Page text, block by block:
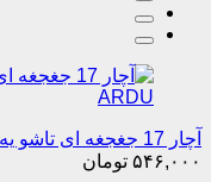
آچار 17 جغجغه ای تاشو یه سر تخت یه سر رینگ ARDU
۵۴۶,۰۰۰ تومان